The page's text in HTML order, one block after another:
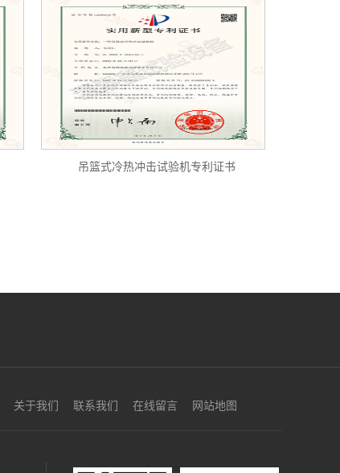
吊篮式冷热冲击试验机专利证书
关于我们 联系我们 在线留言 网站地图